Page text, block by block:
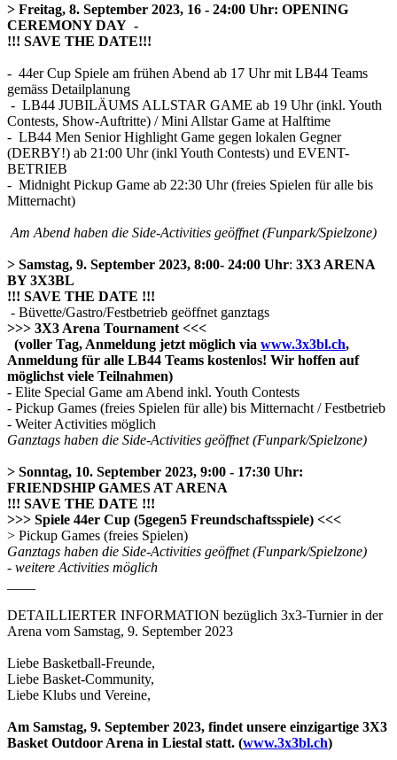
> Freitag, 8. September 2023, 16 - 24:00 Uhr: OPENING
CEREMONY DAY -
!!! SAVE THE DATE!!!
- 44er Cup Spiele am frühen Abend ab 17 Uhr mit LB44 Teams
gemäss Detailplanung
- LB44 JUBILÄUMS ALLSTAR GAME ab 19 Uhr (inkl. Youth
Contests, Show-Auftritte) / Mini Allstar Game at Halftime
- LB44 Men Senior Highlight Game gegen lokalen Gegner
(DERBY!) ab 21:00 Uhr (inkl Youth Contests) und EVENT-
BETRIEB
- Midnight Pickup Game ab 22:30 Uhr (freies Spielen für alle bis
Mitternacht)
Am Abend haben die Side-Activities geöffnet (Funpark/Spielzone)
> Samstag, 9. September 2023, 8:00- 24:00 Uhr: 3X3 ARENA
BY 3X3BL
!!! SAVE THE DATE !!!
- Büvette/Gastro/Festbetrieb geöffnet ganztags
>>> 3X3 Arena Tournament <<<
(voller Tag, Anmeldung jetzt möglich via www.3x3bl.ch,
Anmeldung für alle LB44 Teams kostenlos! Wir hoffen auf
möglichst viele Teilnahmen)
- Elite Special Game am Abend inkl. Youth Contests
- Pickup Games (freies Spielen für alle) bis Mitternacht / Festbetrieb
- Weiter Activities möglich
Ganztags haben die Side-Activities geöffnet (Funpark/Spielzone)
> Sonntag, 10. September 2023, 9:00 - 17:30 Uhr:
FRIENDSHIP GAMES AT ARENA
!!! SAVE THE DATE !!!
>>> Spiele 44er Cup (5gegen5 Freundschaftsspiele) <<<
> Pickup Games (freies Spielen)
Ganztags haben die Side-Activities geöffnet (Funpark/Spielzone)
- weitere Activities möglich
DETAILLIERTER INFORMATION bezüglich 3x3-Turnier in der
Arena vom Samstag, 9. September 2023
Liebe Basketball-Freunde,
Liebe Basket-Community,
Liebe Klubs und Vereine,
Am Samstag, 9. September 2023, findet unsere einzigartige 3X3
Basket Outdoor Arena in Liestal statt. (www.3x3bl.ch)